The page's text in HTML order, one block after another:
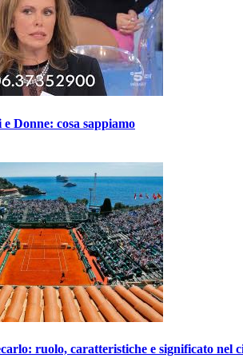
Donne: cosa sappiamo
ruolo, caratteristiche e significato nel